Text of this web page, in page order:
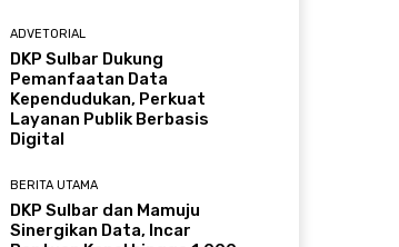
ADVETORIAL
DKP Sulbar Dukung
Pemanfaatan Data
Kependudukan, Perkuat
Layanan Publik Berbasis
Digital
BERITA UTAMA
DKP Sulbar dan Mamuju
Sinergikan Data, Incar